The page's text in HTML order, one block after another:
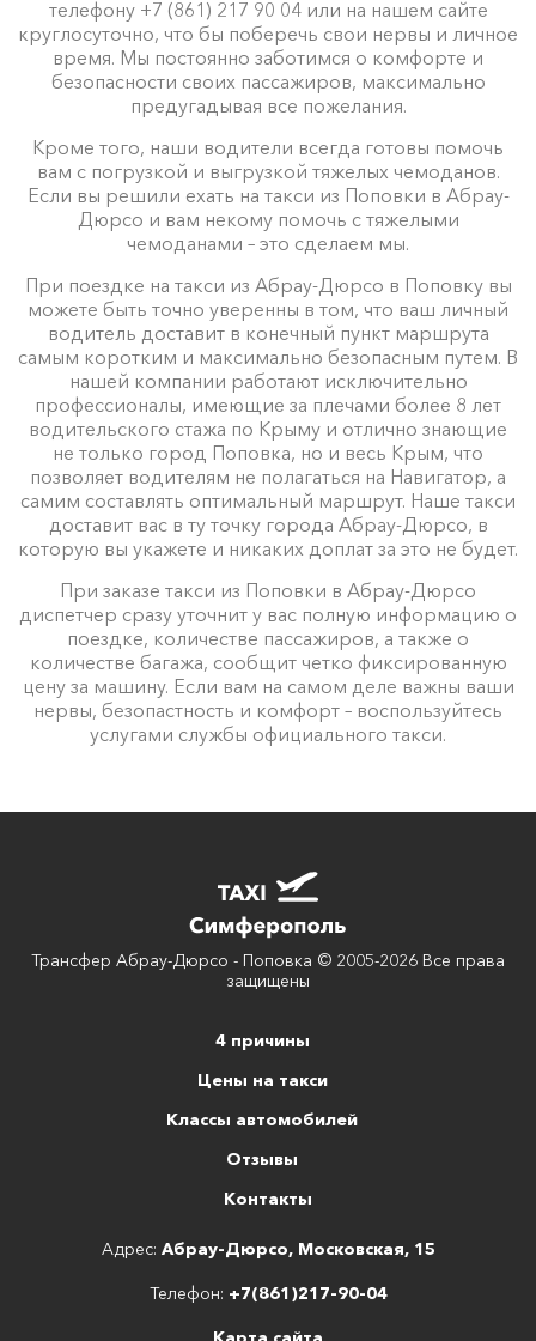
телефону +7 (861) 217 90 04 или на нашем сайте
круглосуточно, что бы поберечь свои нервы и личное
время. Мы постоянно заботимся о комфорте и
безопасности своих пассажиров, максимально
предугадывая все пожелания.
Кроме того, наши водители всегда готовы помочь
вам с погрузкой и выгрузкой тяжелых чемоданов.
Если вы решили ехать на такси из Поповки в Абрау-
Дюрсо и вам некому помочь с тяжелыми
чемоданами – это сделаем мы.
При поездке на такси из Абрау-Дюрсо в Поповку вы
можете быть точно уверенны в том, что ваш личный
водитель доставит в конечный пункт маршрута
самым коротким и максимально безопасным путем. В
нашей компании работают исключительно
профессионалы, имеющие за плечами более 8 лет
водительского стажа по Крыму и отлично знающие
не только город Поповка, но и весь Крым, что
позволяет водителям не полагаться на Навигатор, а
самим составлять оптимальный маршрут. Наше такси
доставит вас в ту точку города Абрау-Дюрсо, в
которую вы укажете и никаких доплат за это не будет.
При заказе такси из Поповки в Абрау-Дюрсо
диспетчер сразу уточнит у вас полную информацию о
поездке, количестве пассажиров, а также о
количестве багажа, сообщит четко фиксированную
цену за машину. Если вам на самом деле важны ваши
нервы, безопастность и комфорт – воспользуйтесь
услугами службы официального такси.
Трансфер Абрау-Дюрсо - Поповка © 2005-2026 Все права
защищены
4 причины
Цены на такси
Классы автомобилей
Отзывы
Контакты
Адрес: Абрау-Дюрсо, Московская, 15
Телефон: +7(861)217-90-04